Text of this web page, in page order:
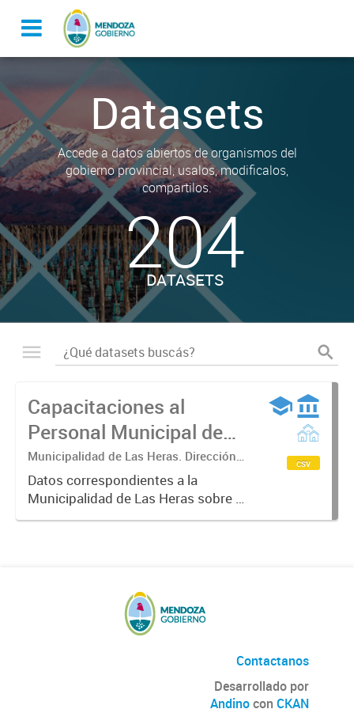
Datasets
Accede a datos abiertos de organismos del
gobierno provincial, usalos, modificalos,
compartilos.
204
DATASETS
Capacitaciones al
Personal Municipal de
Las Heras
Municipalidad de Las Heras. Dirección
de Desarrollo Organizacional.
Datos correspondientes a la
Municipalidad de Las Heras sobre el
proceso de formación en el que se
csv
Contactanos
Desarrollado por
Andinocon CKAN